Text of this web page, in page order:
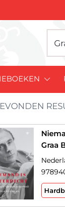
Graa